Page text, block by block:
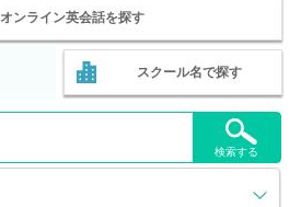
オンライン英会話を探す
スクール名で探す
検索する